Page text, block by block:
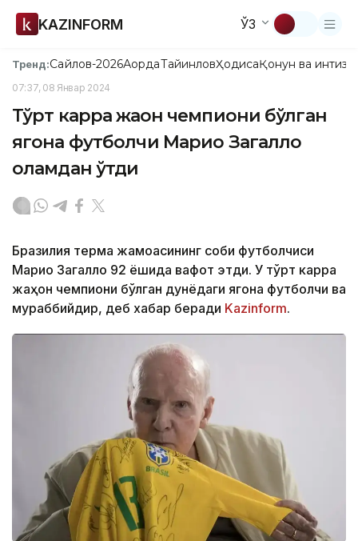
KAZINFORM ЎЗ
Тренд:Сайлов-2026АқордаТайинловҲодисаҚонун ва
07:37, 08 Январ 2024
Тўрт карра жаҳон чемпиони бўлган
ягона футболчи Марио Загалло
оламдан ўтди
Бразилия терма жамоасининг собиқ футболчиси
Марио Загалло 92 ёшида вафот этди. У тўрт карра
жаҳон чемпиони бўлган дунёдаги ягона футболчи ва
мураббийдир, деб хабар беради Kazinform.